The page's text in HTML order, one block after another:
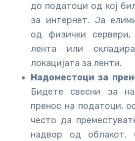
до податоци од кој
за интернет. Ја
од физички
лента или
локацијата за ленти.
Надоместоци за
Бидете свесни за
пренос на податоци,
често да
надвор од облакот.